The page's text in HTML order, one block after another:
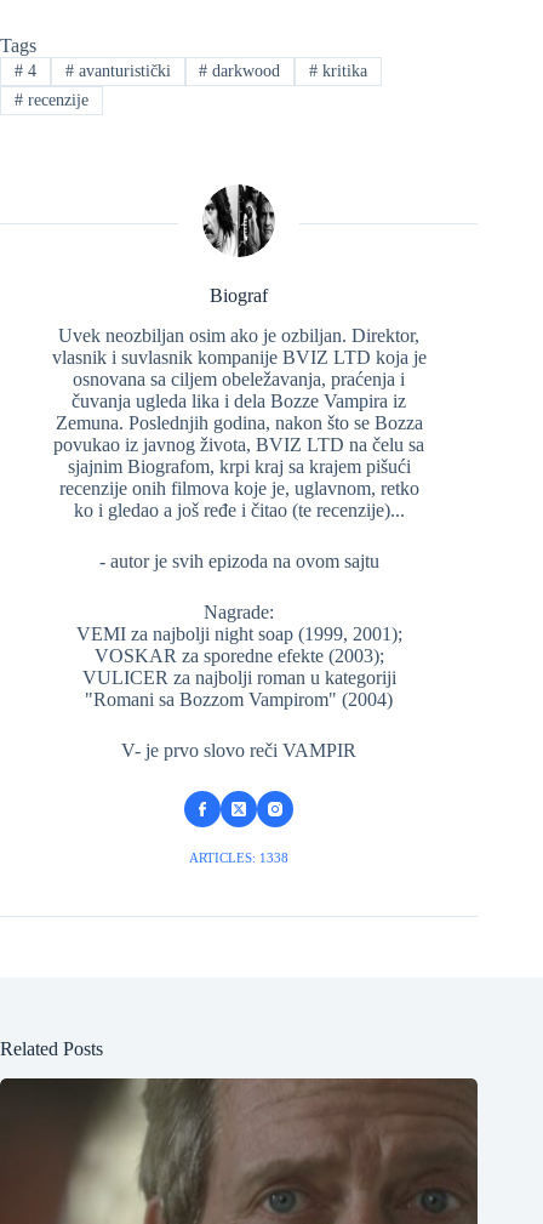
Tags
#4 #avanturistički # darkwood # kritika
#recenzije
Biograf
Uvek neozbiljan osim ako je ozbiljan. Direktor,
vlasnik i suvlasnik kompanije BVIZ LTD koja je
osnovana sa ciljem obeležavanja, praćenja i
čuvanja ugleda lika i dela Bozze Vampira iz
Zemuna. Poslednjih godina, nakon što se Bozza
povukao iz javnog života, BVIZ LTD na čelu sa
sjajnim Biografom, krpi kraj sa krajem pišući
recenzije onih filmova koje je, uglavnom, retko
ko i gledao a još ređe i čitao (te recenzije)...
- autor je svih epizoda na ovom sajtu
Nagrade:
VEMI za najbolji night soap (1999, 2001);
VOSKAR za sporedne efekte (2003);
VULICER za najbolji roman u kategoriji
"Romani sa Bozzom Vampirom" (2004)
V- je prvo slovo reči VAMPIR
ARTICLES: 1338
Related Posts